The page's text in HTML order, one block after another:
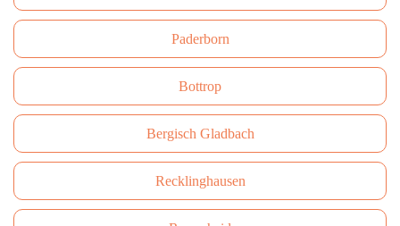
Paderborn
Bottrop
Bergisch Gladbach
Recklinghausen